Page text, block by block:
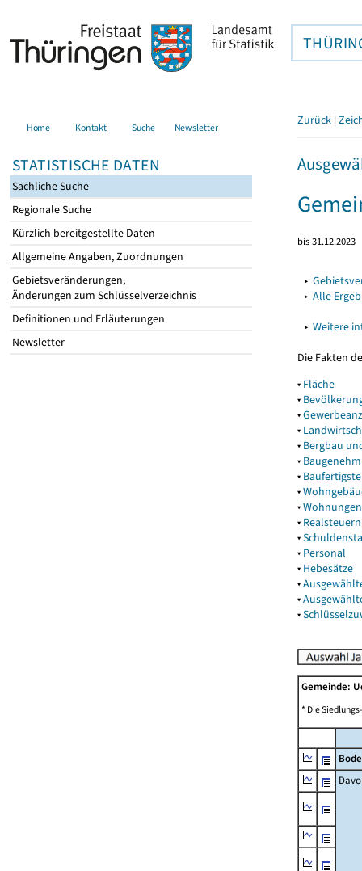
Home Kontakt Suche Newsletter
STATISTISCHE DATEN
Sachliche Suche
Regionale Suche
Kürzlich bereitgestellte Daten
Allgemeine Angaben, Zuordnungen
Gebietsveränderungen,
Änderungen zum Schlüsselverzeichnis
Definitionen und Erläuterungen
Newsletter
Zurück |
bis 31.12.2023
▸
▸ Alle
▸ Weitere
Die Fakten
▾ Fläche
▾
▾
▾
▾ Bergbau
▾
▾
▾
▾Wohnungen
▾ Realsteuern
▾
▾ Personal
▾ Hebesätze
▾
▾
▾
Gemeinde:
* Die